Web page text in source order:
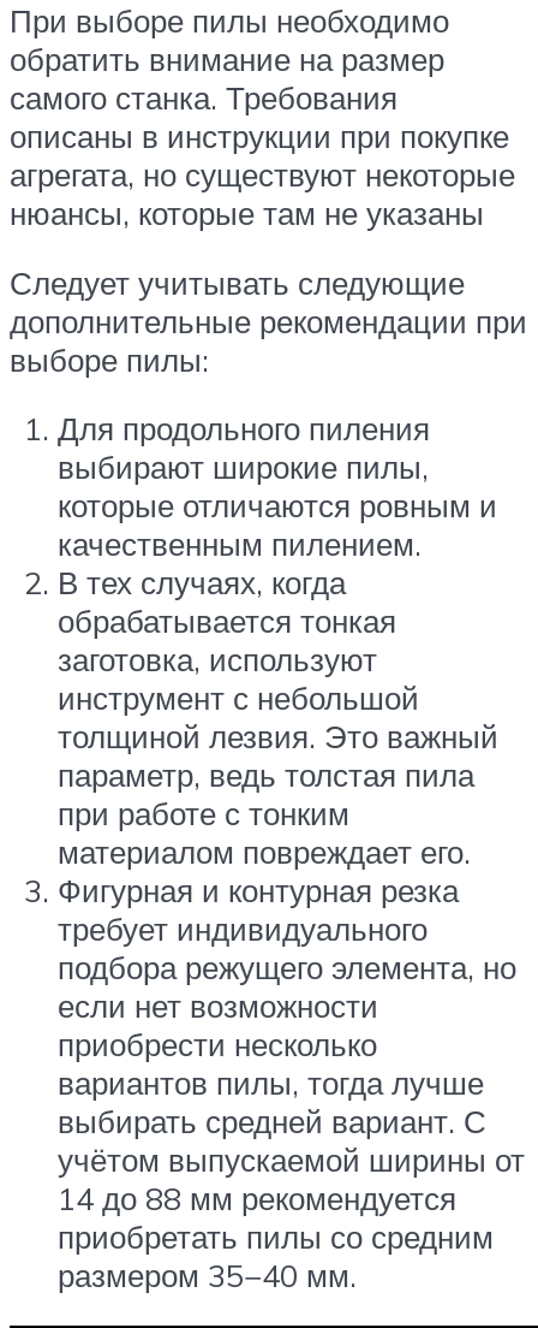
При выборе пилы необходимо
обратить внимание на размер
самого станка. Требования
описаны в инструкции при покупке
агрегата, но существуют некоторые
нюансы, которые там не указаны
Следует учитывать следующие
дополнительные рекомендации при
выборе пилы:
Для продольного пиления
выбирают широкие пилы,
которые отличаются ровным и
качественным пилением.
В тех случаях, когда
обрабатывается тонкая
заготовка, используют
инструмент с небольшой
толщиной лезвия. Это важный
параметр, ведь толстая пила
при работе с тонким
материалом повреждает его.
Фигурная и контурная резка
требует индивидуального
подбора режущего элемента, но
если нет возможности
приобрести несколько
вариантов пилы, тогда лучше
выбирать средней вариант. С
учётом выпускаемой ширины от
14 до 88 мм рекомендуется
приобретать пилы со средним
размером 35−40 мм.